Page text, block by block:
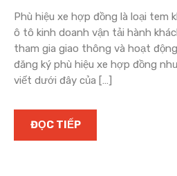
Phù hiệu xe hợp đồng là loại tem
ô tô kinh doanh vận tải hành
tham gia giao thông và hoạt
đăng ký phù hiệu xe hợp đồng
viết dưới đây của […]
ĐỌC TIẾP